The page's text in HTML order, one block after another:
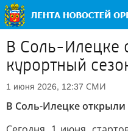
В Соль-Илецке
курортный
1 июня 2026, 12:37 СМИ
В Соль-Илецке открыли